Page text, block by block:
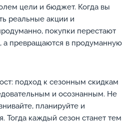
цели и бюджет. Когда вы
реальные акции и
покупки перестают
а превращаются в продуманную
подход к сезонным скидкам
и осознанным. Не
планируйте и
Тогда каждый сезон станет тем